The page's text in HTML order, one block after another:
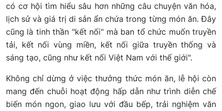
có cơ hội tìm hiểu sâu hơn những câu chuyện văn hóa,
lịch sử và giá trị di sản ẩn chứa trong từng món ăn. Đây
cũng là tinh thần "kết nối" mà ban tổ chức muốn truyền
tải, kết nối vùng miền, kết nối giữa truyền thống và
sáng tạo, cũng như kết nối Việt Nam với thế giới".
Không chỉ dừng ở việc thưởng thức món ăn, lễ hội còn
mang đến chuỗi hoạt động hấp dẫn như trình diễn chế
biến món ngon, giao lưu với đầu bếp, trải nghiệm văn